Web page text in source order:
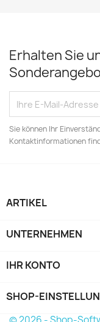
Erhalten Sie
Sie können Ihr
Kontaktinformationen
ARTIKEL
UNTERNEHMEN
IHR KONTO
SHOP-